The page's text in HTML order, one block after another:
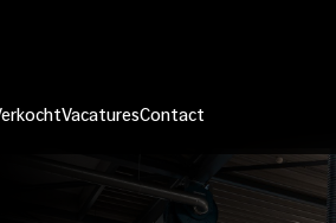
VacaturesContact